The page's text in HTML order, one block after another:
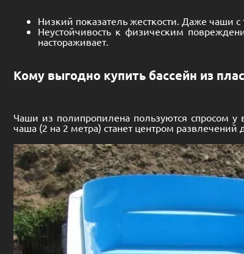
Низкий показатель жесткости. Даже чаши
Неустойчивость к физическим
настораживает.
Кому выгодно купить бассейн из
Чаши из полипропилена пользуются спросом
чаша (2 на 2 метра) станет центром